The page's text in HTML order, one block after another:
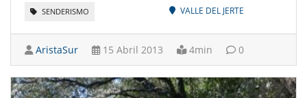
SENDERISMO VALLE DEL JERTE
AristaSur 15 Abril 2013 4min 0